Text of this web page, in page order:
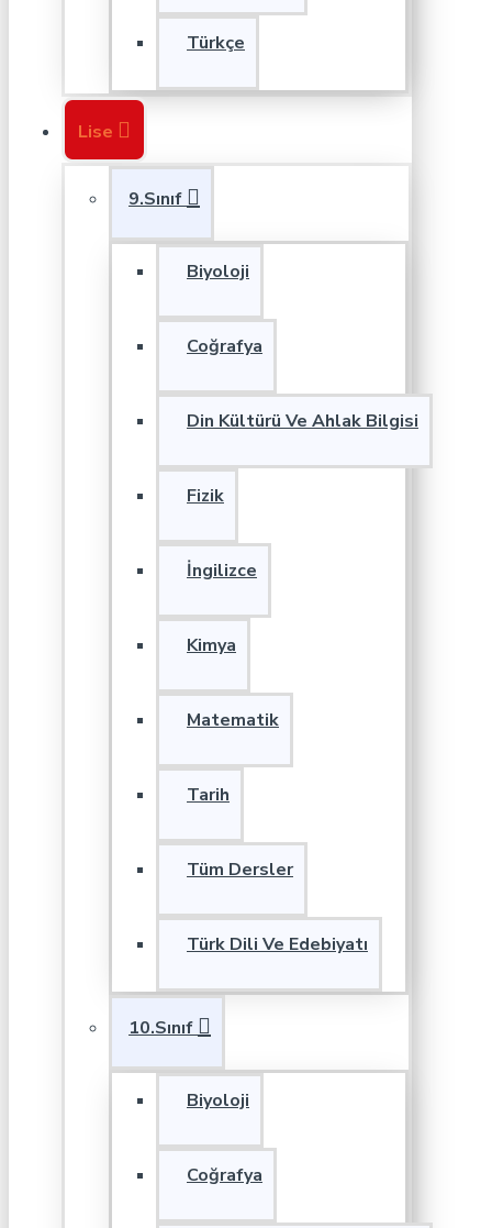
Türkçe
Lise
9.Sınıf
Biyoloji
Coğrafya
Din Kültürü Ve Ahlak Bilgisi
Fizik
İngilizce
Kimya
Matematik
Tarih
Tüm Dersler
Türk Dili Ve Edebiyatı
10.Sınıf
Biyoloji
Coğrafya